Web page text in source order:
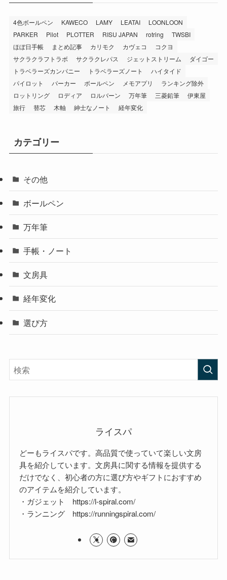
4色ボールペン KAWECO LAMY LEATAI
LOONLOON
PARKER
Pilot PLOTTER RISU JAPAN rotring
TWSBI
ほぼ日手帳
まとめ記事 カリモク カヴェコ
コクヨ
サクラクラフトラボ
サクラクレパス ジェットストリーム
ダイゴー
トラベラーズカンパニー
トラベラーズノート
ハイタイド
パイロット
パーカー ボールペン メモアプリ
ランキング除外
ロットリング
ロディア ロルバーン 万年筆 三菱鉛筆
伊東屋
旅行
替芯 木軸 紳士なノート 経年変化
カテゴリー
その他
ボールペン
万年筆
手帳・ノート
文房具
経年変化
選び方
ライスパ
どーもライスパです。高品質で使っていて楽しい文房
具を紹介しています。文房具に関する情報を提供する
だけでなく、初心者の方に選び方やギフトにおすすめ
のアイテムを紹介しています。
・ガジェット https://l-spiral.com/
・ランニング https://runningspiral.com/